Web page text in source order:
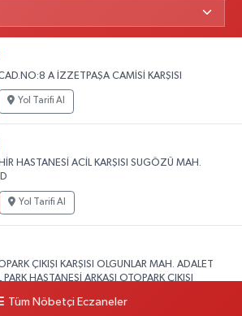
A İZZETPAŞA CAMİSİ KARŞISI
Yol Tarifi Al
HASTANESİ ACİL KARŞISI SUGÖZÜ MAH.
Yol Tarifi Al
ÇIKIŞI KARŞISI OLGUNLAR MAH. ADALET
HASTANESİ ARKASI OTOPARK ÇIKIŞI
Tüm Nöbetçi Eczaneler